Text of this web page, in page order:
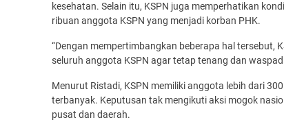
kesehatan. Selain itu, KSPN juga memperhatikan
ribuan anggota KSPN yang menjadi korban PHK.
“Dengan mempertimbangkan beberapa hal tersebut,
seluruh anggota KSPN agar tetap tenang dan
Menurut Ristadi, KSPN memiliki anggota lebih dari
terbanyak. Keputusan tak mengikuti aksi mogok
pusat dan daerah.